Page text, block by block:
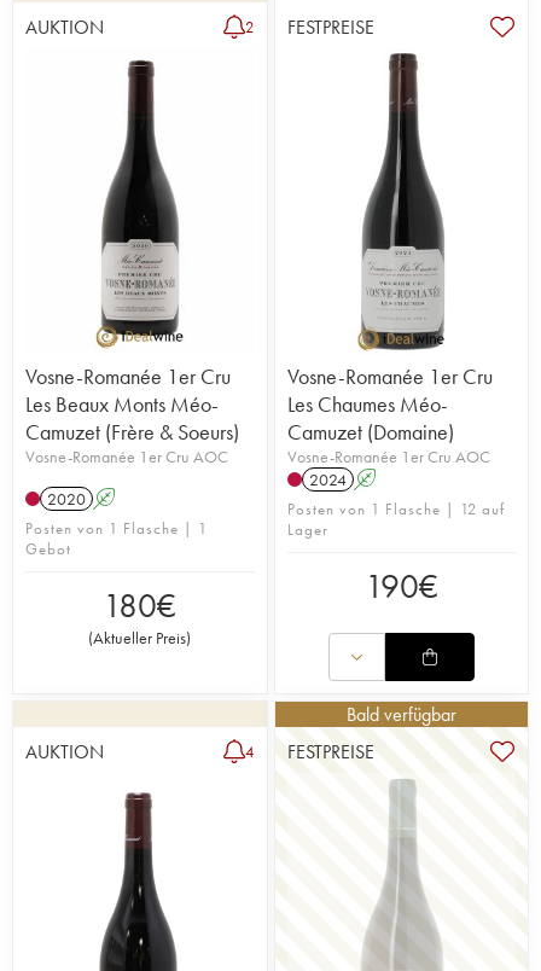
AUKTION 2
Vosne-Romanée 1er Cru
Les Beaux Monts Méo-
Camuzet (Frère & Soeurs)
Vosne-Romanée 1er Cru AOC
2020 A
Posten von 1 Flasche | 1
Gebot
180€
(Aktueller Preis)
FESTPREISE
Vosne-Romanée 1er Cru
Les Chaumes Méo-
Camuzet (Domaine)
Vosne-Romanée 1er Cru AOC
2024 A
Posten von 1 Flasche | 12 auf
Lager
190€
AUKTION 4
Bald verfügbar
FESTPREISE